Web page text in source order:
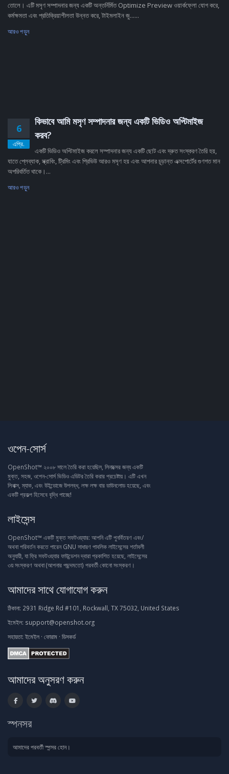
তোলে। এটি মসৃণ সম্পাদনার জন্য একটি অন্তর্নির্মিত Optimize Preview ওয়ার্কফ্লো যোগ করে,
কর্মক্ষমতা এবং প্রতিক্রিয়াশীলতা উন্নত করে, টাইমলাইন জু......
আরও পড়ুন
6
এপ্রি.
কিভাবে আমি মসৃণ সম্পাদনার জন্য একটি ভিডিও অপ্টিমাইজ
করব?
একটি ভিডিও অপ্টিমাইজ করলে সম্পাদনার জন্য একটি ছোট এবং দ্রুত সংস্করণ তৈরি হয়,
যাতে প্লেব্যাক, স্ক্রাবিং, ট্রিমিং এবং প্রিভিউ আরও মসৃণ হয় এবং আপনার চূড়ান্ত এক্সপোর্টের গুণগত মান
অপরিবর্তিত থাকে।...
আরও পড়ুন
ওপেন-সোর্স
OpenShot™ ২০০৮ সালে তৈরি করা হয়েছিল, লিনাক্সের জন্য একটি
মুক্ত, সহজ, ওপেন-সোর্স ভিডিও এডিটর তৈরি করার প্রচেষ্টায়। এটি এখন
লিনাক্স, ম্যাক, এবং উইন্ডোজে উপলব্ধ, লক্ষ লক্ষ বার ডাউনলোড হয়েছে, এবং
একটি প্রকল্প হিসেবে বৃদ্ধি পাচ্ছে!
লাইসেন্স
OpenShot™ একটি মুক্ত সফটওয়্যার: আপনি এটি পুনর্বিতরণ এবং/
অথবা পরিবর্তন করতে পারেন GNU সাধারণ পাবলিক লাইসেন্সের শর্তাবলী
অনুযায়ী, যা ফ্রি সফটওয়্যার ফাউন্ডেশন দ্বারা প্রকাশিত হয়েছে, লাইসেন্সের
৩য় সংস্করণ অথবা (আপনার পছন্দমতো) পরবর্তী কোনো সংস্করণ।
আমাদের সাথে যোগাযোগ করুন
ঠিকানা: 2931 Ridge Rd #101, Rockwall, TX 75032, United States
ইমেইল: support@openshot.org
সহায়তা: ইমেইল · ফোরাম · ডিসকর্ড
আমাদের অনুসরণ করুন
স্পনসর
আমাদের পরবর্তী স্পন্সর হোন।